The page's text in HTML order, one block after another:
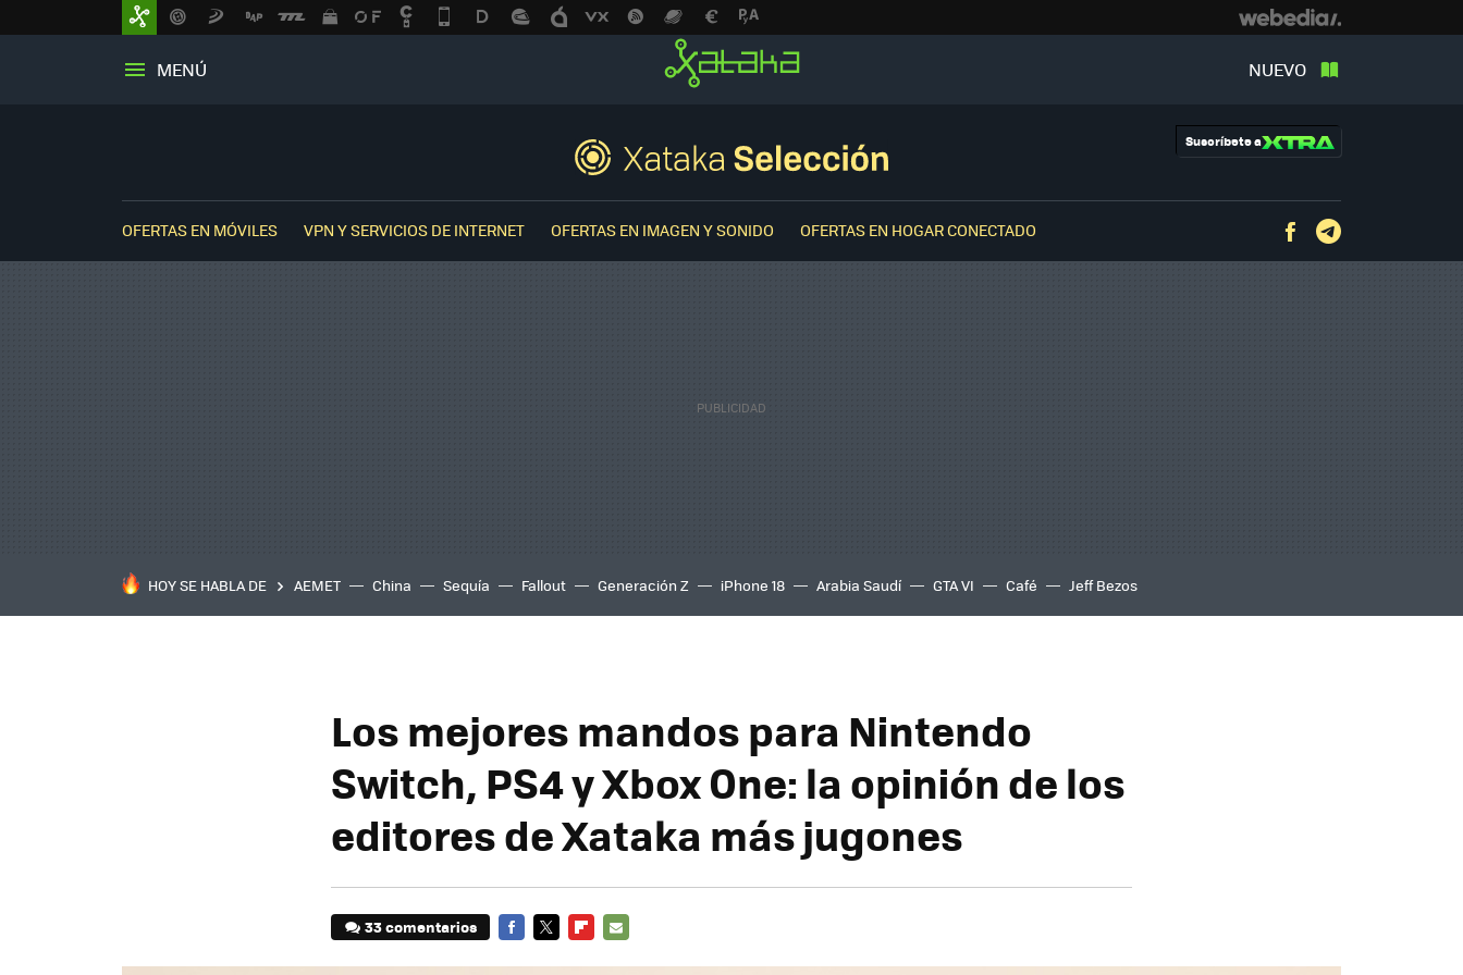
MENÚ NUEVO
Suscríbete a
OFERTAS EN MÓVILES VPN Y SERVICIOS DE INTERNET OFERTAS EN IMAGEN Y SONIDO OFERTAS EN HOGAR CONECTADO Facebook
HOY SE HABLA DE AEMET China Sequía Fallout Generación Z iPhone 18 Arabia Saudí GTA VI Café Jeff Bezos
Los mejores mandos para Nintendo
Switch, PS4 y Xbox One: la opinión de los
editores de Xataka más jugones
33 comentarios